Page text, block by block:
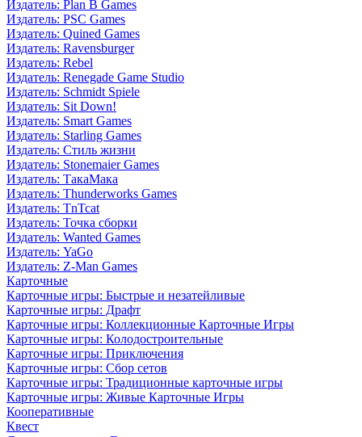
Издатель: Plan B Games
Издатель: PSC Games
Издатель: Quined Games
Издатель: Ravensburger
Издатель: Rebel
Издатель: Renegade Game Studio
Издатель: Schmidt Spiele
Издатель: Sit Down!
Издатель: Smart Games
Издатель: Starling Games
Издатель: Стиль жизни
Издатель: Stonemaier Games
Издатель: ТакаМака
Издатель: Thunderworks Games
Издатель: TnTcat
Издатель: Точка сборки
Издатель: Wanted Games
Издатель: YaGo
Издатель: Z-Man Games
Карточные
Карточные игры: Быстрые и незатейливые
Карточные игры: Драфт
Карточные игры: Коллекционные Карточные Игры
Карточные игры: Колодостроительные
Карточные игры: Приключения
Карточные игры: Сбор сетов
Карточные игры: Традиционные карточные игры
Карточные игры: Живые Карточные Игры
Кооперативные
Квест